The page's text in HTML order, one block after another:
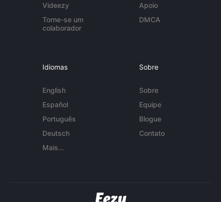
Videezy
Torne-se um
colaborador
Apoio
DMCA
Idiomas
English
Español
Português
Deutsch
Mais...
Sobre
Sobre
Equipe
Blogue
Contato